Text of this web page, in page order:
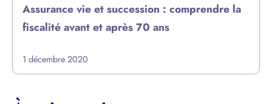
Assurance vie et succession : comprendre la
fiscalité avant et après 70 ans
1 décembre 2020